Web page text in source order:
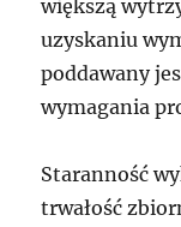
większą
uzyskaniu
poddawany
wymagania
Staranność
trwałość